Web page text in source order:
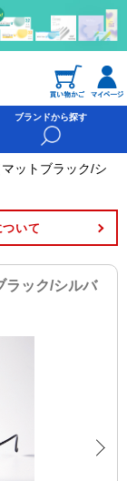
ブランドから探す
マットブラック/シ
いて
ラック/シルバ